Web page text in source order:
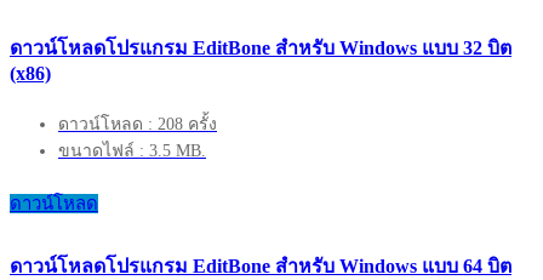
ดาวน์โหลดโปรแกรม EditBone สำหรับ Windows แบบ 32 บิต
(x86)
ดาวน์โหลด : 208 ครั้ง
ขนาดไฟล์ : 3.5 MB.
ดาวน์โหลด
ดาวน์โหลดโปรแกรม EditBone สำหรับ Windows แบบ 64 บิต